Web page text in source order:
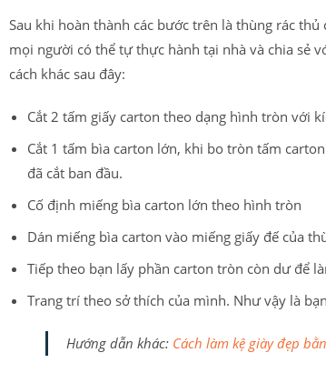
Sau khi hoàn thành các bước trên là thùng rác
mọi người có thể tự thực hành tại nhà và chia sẻ
cách khác sau đây:
Cắt 2 tấm giấy carton theo dạng hình tròn với
Cắt 1 tấm bìa carton lớn, khi bo tròn tấm
đã cắt ban đầu.
Cố định miếng bìa carton lớn theo hình tròn
Dán miếng bìa carton vào miếng giấy đế của
Tiếp theo bạn lấy phần carton tròn còn dư để
Trang trí theo sở thích của mình. Như vậy là
Hướng dẫn khác: Cách làm kệ giày đẹp